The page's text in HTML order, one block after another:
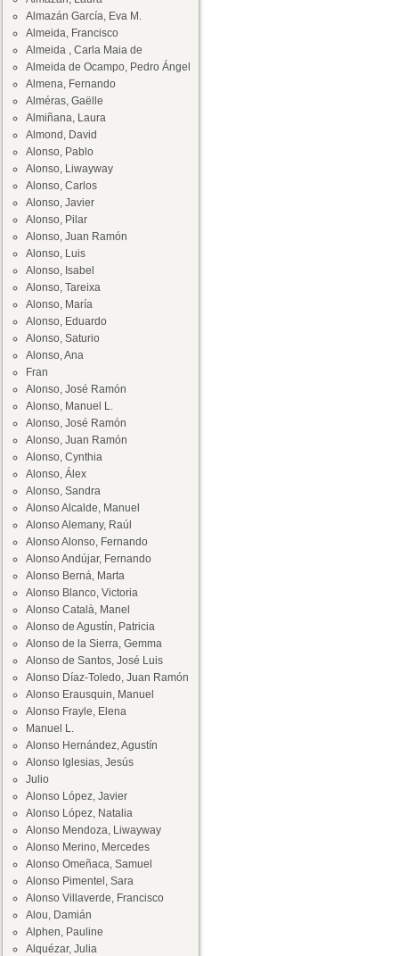
Almazán García, Eva M.
Almeida, Francisco
Almeida , Carla Maia de
Almeida de Ocampo, Pedro Ángel
Almena, Fernando
Alméras, Gaëlle
Almiñana, Laura
Almond, David
Alonso, Pablo
Alonso, Liwayway
Alonso, Carlos
Alonso, Javier
Alonso, Pilar
Alonso, Juan Ramón
Alonso, Luis
Alonso, Isabel
Alonso, Tareixa
Alonso, María
Alonso, Eduardo
Alonso, Saturio
Alonso, Ana
Fran
Alonso, José Ramón
Alonso, Manuel L.
Alonso, José Ramón
Alonso, Juan Ramón
Alonso, Cynthia
Alonso, Álex
Alonso, Sandra
Alonso Alcalde, Manuel
Alonso Alemany, Raúl
Alonso Alonso, Fernando
Alonso Andújar, Fernando
Alonso Berná, Marta
Alonso Blanco, Victoria
Alonso Català, Manel
Alonso de Agustín, Patricia
Alonso de la Sierra, Gemma
Alonso de Santos, José Luis
Alonso Díaz-Toledo, Juan Ramón
Alonso Erausquin, Manuel
Alonso Frayle, Elena
Manuel L.
Alonso Hernández, Agustín
Alonso Iglesias, Jesús
Julio
Alonso López, Javier
Alonso López, Natalia
Alonso Mendoza, Liwayway
Alonso Merino, Mercedes
Alonso Omeñaca, Samuel
Alonso Pimentel, Sara
Alonso Villaverde, Francisco
Alou, Damián
Alphen, Pauline
Alquézar, Julia